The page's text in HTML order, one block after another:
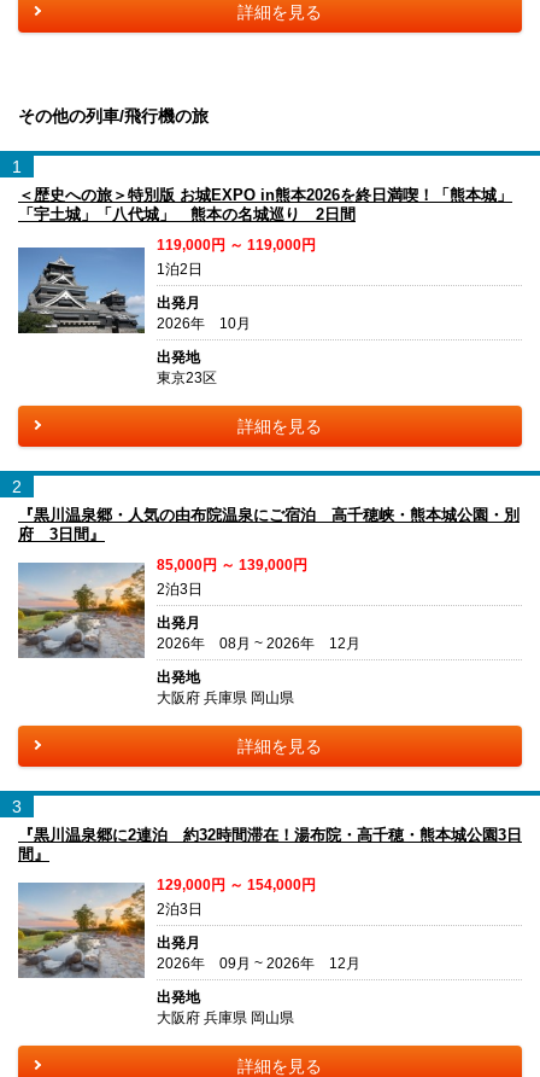
詳細を見る
その他の列車/飛行機の旅
1
＜歴史への旅＞特別版 お城EXPO in熊本2026を終日満喫！「熊本城」
「宇土城」「八代城」 熊本の名城巡り 2日間
119,000円 ～ 119,000円
1泊2日
出発月
2026年 10月
出発地
東京23区
詳細を見る
2
『黒川温泉郷・人気の由布院温泉にご宿泊 高千穂峡・熊本城公園・別
府 3日間』
85,000円 ～ 139,000円
2泊3日
出発月
2026年 08月 ~ 2026年 12月
出発地
大阪府 兵庫県 岡山県
詳細を見る
3
『黒川温泉郷に2連泊 約32時間滞在！湯布院・高千穂・熊本城公園3日
間』
129,000円 ～ 154,000円
2泊3日
出発月
2026年 09月 ~ 2026年 12月
出発地
大阪府 兵庫県 岡山県
詳細を見る